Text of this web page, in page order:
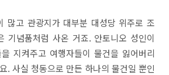
많고 관광지가 대부분 대성당 위주로 조
기념품처럼 사온 거죠. 안토니오 성인이
지켜주고 여행자들이 물건을 잃어버리
. 사실 청동으로 만든 하나의 물건일 뿐인